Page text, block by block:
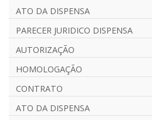
ATO DA DISPENSA
PARECER JURIDICO DISPENSA
AUTORIZAÇÃO
HOMOLOGAÇÃO
CONTRATO
ATO DA DISPENSA